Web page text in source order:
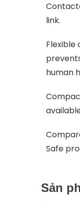
link.
human
Safe
Sản